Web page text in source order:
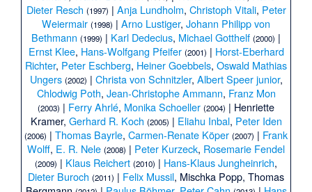
Dieter Resch (1997) | Anja Lundholm, Christoph Vitali, Peter
Weiermair (1998) | Arno Lustiger, Johann Philipp von
Bethmann (1999) | Karl Dedecius, Michael Gotthelf (2000) |
Ernst Klee, Hans-Wolfgang Pfeifer (2001) | Horst-Eberhard
Richter, Peter Eschberg, Heiner Goebbels, Oswald Mathias
Ungers (2002) | Christa von Schnitzler, Albert Speer junior,
Chlodwig Poth, Jean-Christophe Ammann, Franz Mon
(2003) | Ferry Ahrlé, Monika Schoeller (2004) | Henriette
Kramer, Gerhard R. Koch (2005) | Eliahu Inbal, Peter Iden
(2006) | Thomas Bayrle, Carmen-Renate Köper (2007) | Frank
Wolff, E. R. Nele (2008) | Peter Kurzeck, Rosemarie Fendel
(2009) | Klaus Reichert (2010) | Hans-Klaus Jungheinrich,
Dieter Buroch (2011) | Felix Mussil, Mischka Popp, Thomas